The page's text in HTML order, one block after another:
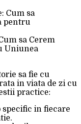
sa Cerem
Uniunea
sa fie cu
in viata de zi cu
practice:
in fiecare